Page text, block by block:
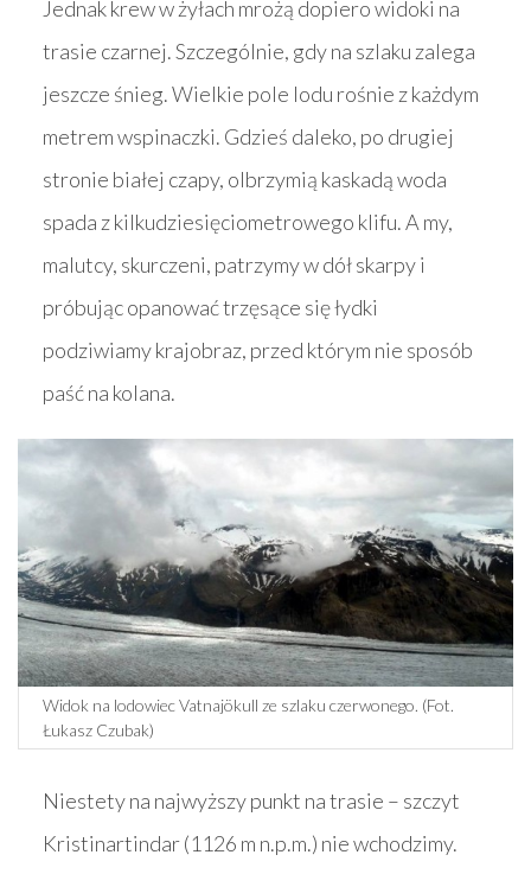
Jednak krew w żyłach mrożą dopiero widoki na
trasie czarnej. Szczególnie, gdy na szlaku zalega
jeszcze śnieg. Wielkie pole lodu rośnie z każdym
metrem wspinaczki. Gdzieś daleko, po drugiej
stronie białej czapy, olbrzymią kaskadą woda
spada z kilkudziesięciometrowego klifu. A my,
malutcy, skurczeni, patrzymy w dół skarpy i
próbując opanować trzęsące się łydki
podziwiamy krajobraz, przed którym nie sposób
paść na kolana.
Widok na lodowiec Vatnajökull ze szlaku czerwonego. (Fot.
Łukasz Czubak)
Niestety na najwyższy punkt na trasie – szczyt
Kristinartindar (1126 m n.p.m.) nie wchodzimy.